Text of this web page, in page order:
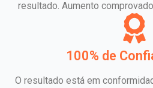
resultado. Aumento
100% de
O resultado está em